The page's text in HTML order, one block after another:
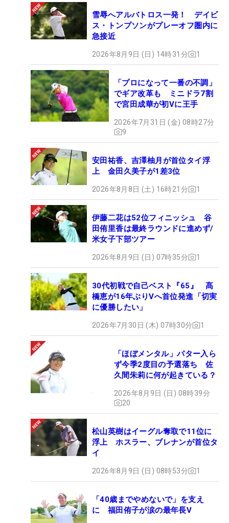
雪辱へアルバトロス一発！ デイビ
ス・トンプソンがプレーオフ圏内に
急接近
2026年8月9日 (日) 14時31分 1
「プロになって一番の不調」
でギア改革も ミニドラ7割
で宮田成華が初Vに王手
2026年7月31日 (金) 08時27分
9
安田祐香、吉澤柚月が首位タイ浮
上 金田久美子が1差3位
2026年8月8日 (土) 16時21分 1
伊藤二花は52位フィニッシュ 谷
田侑里香は最終ラウンドに進めず/
米女子下部ツアー
2026年8月9日 (日) 07時35分 1
30代初戦で自己ベスト『65』 髙
橋恵が16年ぶりVへ首位発進「切実
に優勝したい」
2026年7月30日 (木) 07時30分 1
「ほぼメンタル」パター入ら
ず今季2度目の予選落ち 佐
久間朱莉に何が起きている？
2026年8月9日 (日) 08時39分
20
松山英樹はイーグル奪取で11位に
浮上 ホスラー、ブレナンが首位タ
イ
2026年8月9日 (日) 08時53分 1
「40歳までやめないで」を支え
に 福田侑子が涙の最年長V